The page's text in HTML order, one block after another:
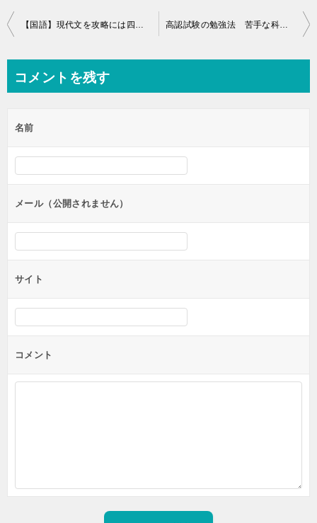
投
ビ
ー
シ
ン
【国語】現代文を攻略には四字熟語と慣用句が必須！ 高認試験の勉強法 苦手な科目はやっぱり数学と英語
コメントを残す
名前
メール（公開されません）
サイト
コメント